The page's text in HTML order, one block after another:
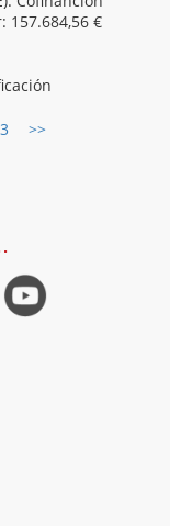
157.684,56 €
>>